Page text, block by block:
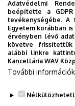
adatokon
Adatvédelmi
beépítette a
tevékenységébe. A
Egyetem korábban
érvényben lévő
követve
alábbi linkre
Kancellária WAV
További információk